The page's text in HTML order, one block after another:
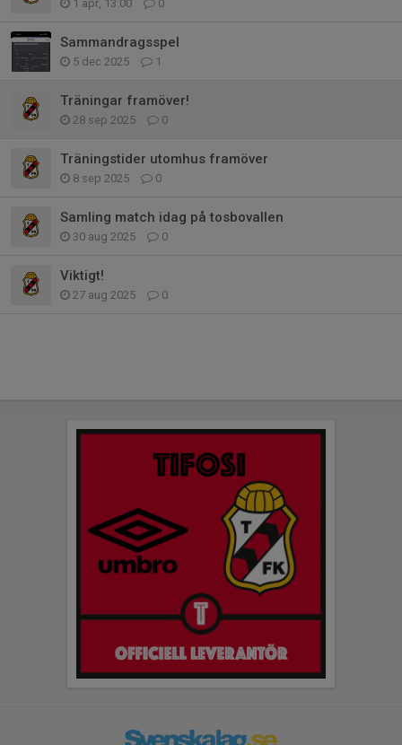
1 apr, 13:00 0
Sammandragsspel
5 dec 2025 1
Träningar framöver!
28 sep 2025 0
Träningstider utomhus framöver
8 sep 2025 0
Samling match idag på tosbovallen
30 aug 2025 0
Viktigt!
27 aug 2025 0